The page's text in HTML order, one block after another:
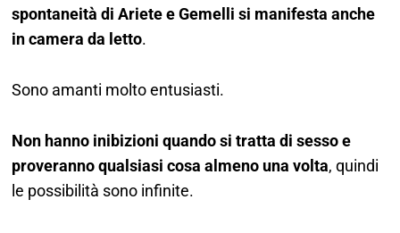
spontaneità di Ariete e Gemelli si manifesta anche
in camera da letto.
Sono amanti molto entusiasti.
Non hanno inibizioni quando si tratta di sesso e
proveranno qualsiasi cosa almeno una volta, quindi
le possibilità sono infinite.